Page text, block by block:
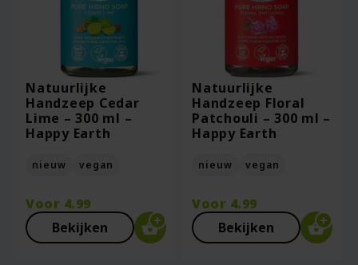
Natuurlijke
Handzeep Cedar
Lime – 300 ml –
Happy Earth
nieuw vegan
Voor 4.99
Bekijken
Natuurlijke
Handzeep Floral
Patchouli – 300 ml –
Happy Earth
nieuw vegan
Voor 4.99
Bekijken